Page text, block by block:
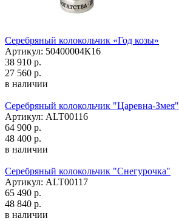
Серебряный колокольчик «Год козы»
Артикул: 50400004К16
38 910 р.
27 560 р.
в наличии
Серебряный колокольчик "Царевна-Змея"
Артикул: ALT00116
64 900 р.
48 400 р.
в наличии
Серебряный колокольчик "Снегурочка"
Артикул: ALT00117
65 490 р.
48 840 р.
в наличии